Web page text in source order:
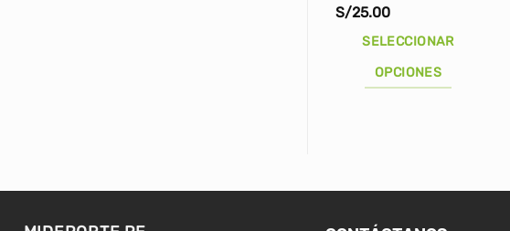
S/25.00
SELECCIONAR
OPCIONES
variantes.